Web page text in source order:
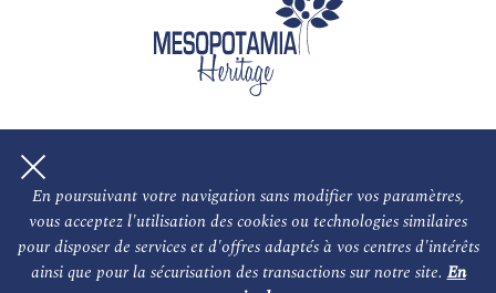
En poursuivant votre navigation sans modifier vos paramètres,
vous acceptez l'utilisation des cookies ou technologies similaires
pour disposer de services et d'offres adaptés à vos centres d'intérêts
ainsi que pour la sécurisation des transactions sur notre site.En
L'association
NOS PARTENAIRES
Le conseil scientifique et nos experts
Les auteurs